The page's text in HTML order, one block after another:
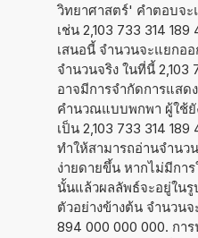
วิทยาศาสตร์' คำตอบจะ
เช่น 2,103 733 314 189
เสนอนี้ จำนวนจะแยกอ
จำนวนจริง ในที่นี้
อาจมีการจำกัดการแสด
คำนวณแบบพกพา ผู้ใช้ยั
เป็น 2,103 733 314
ทำให้สามารถอ่านจำนว
ง่ายดายขึ้น หากไม่มีกา
นั้นแล้วผลลัพธ์จะอยู่ใน
ตัวอย่างข้างต้น จำนวน
894 000 000 000. กา